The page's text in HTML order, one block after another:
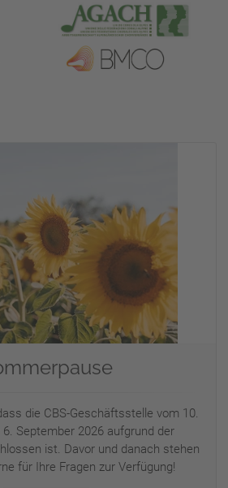
die CBS-Geschäftsstelle vom 10.
September 2026 aufgrund der
ist. Davor und danach stehen
für Ihre Fragen zur Verfügung!